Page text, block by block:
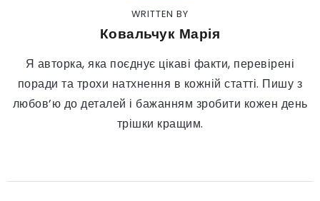
WRITTEN BY
Ковальчук Марія
Я авторка, яка поєднує цікаві факти, перевірені
поради та трохи натхнення в кожній статті. Пишу з
любов’ю до деталей і бажанням зробити кожен день
трішки кращим.